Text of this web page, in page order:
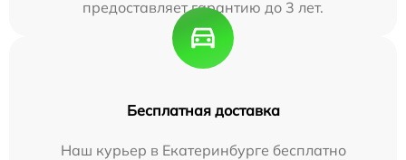
предоставляет гарантию до 3 лет.
Бесплатная доставка
Наш курьер в Екатеринбурге бесплатно